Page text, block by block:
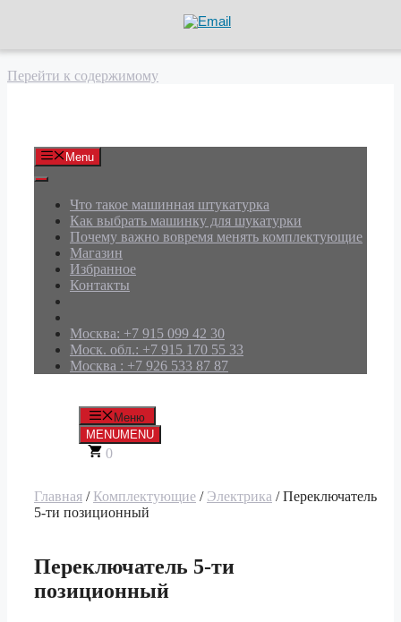
Перейти к содержимому
Menu
Что такое машинная штукатурка
Как выбрать машинку для шукатурки
Почему важно вовремя менять комплектующие
Магазин
Избранное
Контакты
Москва: +7 915 099 42 30
Моск. обл.: +7 915 170 55 33
Москва : +7 926 533 87 87
Меню
MENUMENU
0
Главная / Комплектующие / Электрика / Переключатель
5-ти позиционный
Переключатель 5-ти
позиционный